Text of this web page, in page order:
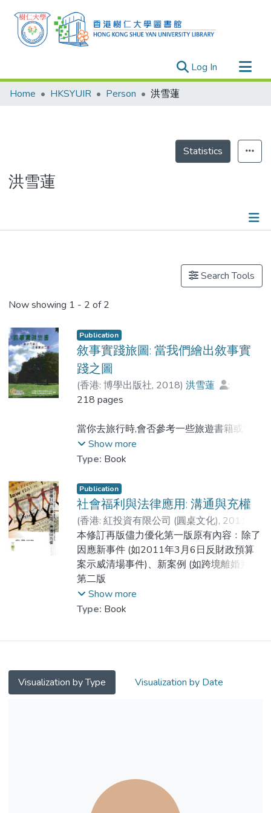
Log In (current)
Research Outputs
Theses
Home HKSYUIR Person 洪雪蓮
Statistics
洪雪蓮
Search Tools
Now showing 1 - 2 of 2
Publication
敘事實踐旅圖: 當我們繪出敘事實
踐之圖
(香港: 博學出版社, 2018) 洪雪蓮
;
麥麗娥
;
郭艷梅
218 pages
當你去旅行時,會否參考一些旅遊書籍或地圖
呢?不同背景的旅遊書作者所勾畫的地方,也
許會協助你從不同的角度欣賞及體會那個地
這書共有九章,分為兩個部份:社群敘事實踐
的本土化和敘事實踐的再探索.
上半部份是不同的社群敘事實踐項目的檔案,
都是以被邊緣化社群為對象,包括性暴力受害
者,長者婦女,年輕女性,受發展障礙影響的學
童的家長.在社群實踐的眾多方法中,生命樹
在本地的應用非常廣泛,首三個項目均有使
用.一些作者們聚在一起交流和討論了生命樹
括了討論敘事實踐對本地精神健康服務的啟
發,在戒毒服務中相遇的的年青人的故事,把
社群或個人的,都能讓大家在閱讀時走進探索
敘事實踐的旅程.盼望這些分享,可以連結更
多社會上不同的組群及敘事實踐者,開創更多
Show more
Type: Book
Publication
社會福利與法律應用: 溝通與充權
(香港: 紅投資有限公司 (圓桌文化), 2011
Dr. CHIU Man-chung, Andy
;洪雪蓮
;
莊耀光
本修訂再版儘力優化第一版原有內容﹕除了
因應新事件 (如2011年3月6日反財政預算
案示威清場事件)、新案例 (如跨境離婚判令
確認)及新法規 (如最低工資) 修改原有內容
外，更加入有關法律援助的修改建議和規管
慈善團體的諮詢文件評介。作者又嘗試把離
第二版
Show more
Type: Book
Visualization by Type Visualization by Date